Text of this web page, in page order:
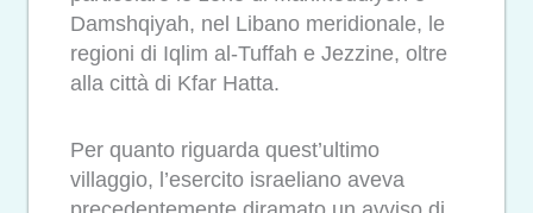
Damshqiyah, nel Libano meridionale, le
regioni di Iqlim al-Tuffah e Jezzine, oltre
alla città di Kfar Hatta.
Per quanto riguarda quest’ultimo
villaggio, l’esercito israeliano aveva